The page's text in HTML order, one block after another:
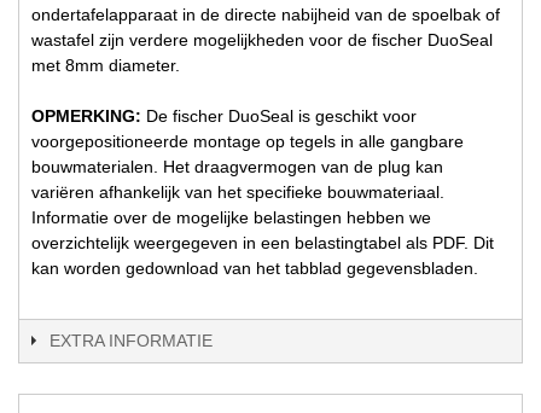
ondertafelapparaat in de directe nabijheid van de spoelbak of
wastafel zijn verdere mogelijkheden voor de fischer DuoSeal
met 8mm diameter.
OPMERKING: De fischer DuoSeal is geschikt voor
voorgepositioneerde montage op tegels in alle gangbare
bouwmaterialen. Het draagvermogen van de plug kan
variëren afhankelijk van het specifieke bouwmateriaal.
Informatie over de mogelijke belastingen hebben we
overzichtelijk weergegeven in een belastingtabel als PDF. Dit
kan worden gedownload van het tabblad gegevensbladen.
EXTRA INFORMATIE